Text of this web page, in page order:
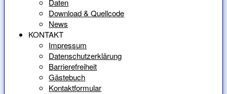
Daten
Download & Quellcode
News
KONTAKT
Impressum
Datenschutzerklärung
Barrierefreiheit
Gästebuch
Kontaktformular